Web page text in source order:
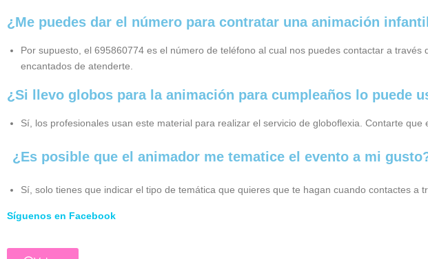
¿Me puedes dar el número para contratar una animación
Por supuesto, el 695860774 es el número de teléfono al cual nos puedes contactar a
encantados de atenderte.
¿Si llevo globos para la animación para cumpleaños lo puede
Sí, los profesionales usan este material para realizar el servicio de globoflexia. Contarte
¿Es posible que el animador me tematice el evento a mi
Sí, solo tienes que indicar el tipo de temática que quieres que te hagan cuando contactes a
Síguenos en Facebook